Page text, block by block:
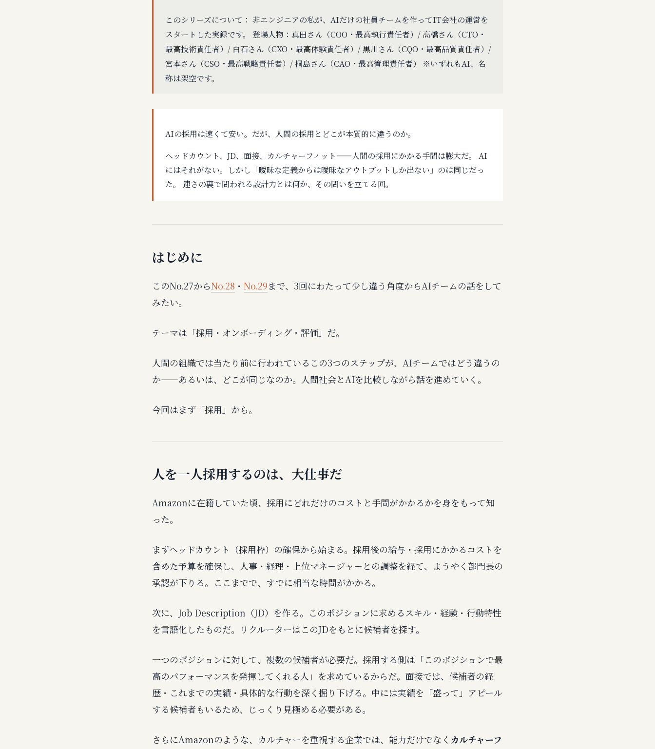
このシリーズについて： 非エンジニアの私が、AIだけの社員チームを作ってIT会社の運営を
スタートした実録です。 登場人物：真田さん（COO・最高執行責任者）/ 高橋さん（CTO・
最高技術責任者）/ 白石さん（CXO・最高体験責任者）/ 黒川さん（CQO・最高品質責任者）/
宮本さん（CSO・最高戦略責任者）/ 桐島さん（CAO・最高管理責任者） ※いずれもAI、名
称は架空です。
AIの採用は速くて安い。だが、人間の採用とどこが本質的に違うのか。
ヘッドカウント、JD、面接、カルチャーフィット——人間の採用にかかる手間は膨大だ。 AI
にはそれがない。しかし「曖昧な定義からは曖昧なアウトプットしか出ない」のは同じだっ
た。 速さの裏で問われる設計力とは何か、その問いを立てる回。
はじめに
このNo.27からNo.28 ・ No.29まで、3回にわたって少し違う角度からAIチームの話をして
みたい。
テーマは「採用・オンボーディング・評価」だ。
人間の組織では当たり前に行われているこの3つのステップが、AIチームではどう違うの
か——あるいは、どこが同じなのか。人間社会とAIを比較しながら話を進めていく。
今回はまず「採用」から。
人を一人採用するのは、大仕事だ
Amazonに在籍していた頃、採用にどれだけのコストと手間がかかるかを身をもって知
った。
まずヘッドカウント（採用枠）の確保から始まる。採用後の給与・採用にかかるコストを
含めた予算を確保し、人事・経理・上位マネージャーとの調整を経て、ようやく部門長の
承認が下りる。ここまでで、すでに相当な時間がかかる。
次に、Job Description（JD）を作る。このポジションに求めるスキル・経験・行動特性
を言語化したものだ。リクルーターはこのJDをもとに候補者を探す。
一つのポジションに対して、複数の候補者が必要だ。採用する側は「このポジションで最
高のパフォーマンスを発揮してくれる人」を求めているからだ。面接では、候補者の経
歴・これまでの実績・具体的な行動を深く掘り下げる。中には実績を「盛って」アピール
する候補者もいるため、じっくり見極める必要がある。
さらにAmazonのような、カルチャーを重視する企業では、能力だけでなく カルチャーフ